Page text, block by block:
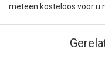
meteen kosteloos voor u